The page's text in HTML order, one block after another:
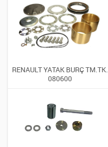
RENAULT YATAK BURÇ TM.TK.
080600